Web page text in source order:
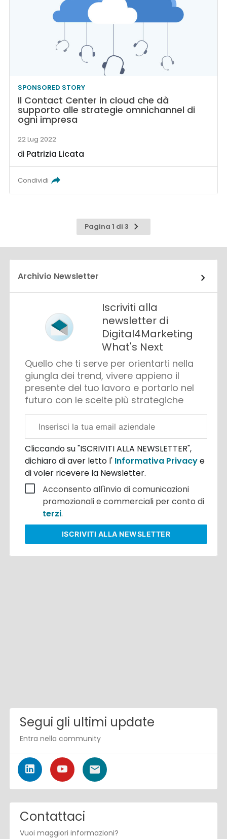
SPONSORED STORY
Il Contact Center in cloud che dà
supporto alle strategie omnichannel di
ogni impresa
22 Lug 2022
di Patrizia Licata
Condividi
Pagina 1 di 3
Pagina
successiva
Archivio Newsletter
Iscriviti alla
newsletter di
Digital4Marketing
What's Next
Quello che ti serve per orientarti nella
giungla dei trend, vivere appieno il
presente del tuo lavoro e portarlo nel
futuro con le scelte più strategiche
aziendale
Cliccando su "ISCRIVITI ALLA NEWSLETTER",
dichiaro di aver letto l' Informativa Privacye
di voler ricevere la Newsletter.
Acconsento all'invio di comunicazioni
promozionali e commerciali per conto di
terzi.
ISCRIVITI ALLA NEWSLETTER
Segui gli ultimi update
Entra nella community
Contattaci
Vuoi maggiori informazioni?